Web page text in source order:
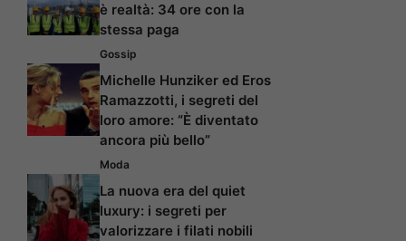
è realtà: 34 ore con la
stessa paga
Gossip
Michelle Hunziker ed Eros
Ramazzotti, i segreti del
loro amore: “È diventato
ancora più bello”
Moda
La nuova era del quiet
luxury: i segreti per
valorizzare i filati nobili